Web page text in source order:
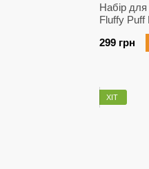
Набір для
Fluffy Puff
299 грн
ХІТ